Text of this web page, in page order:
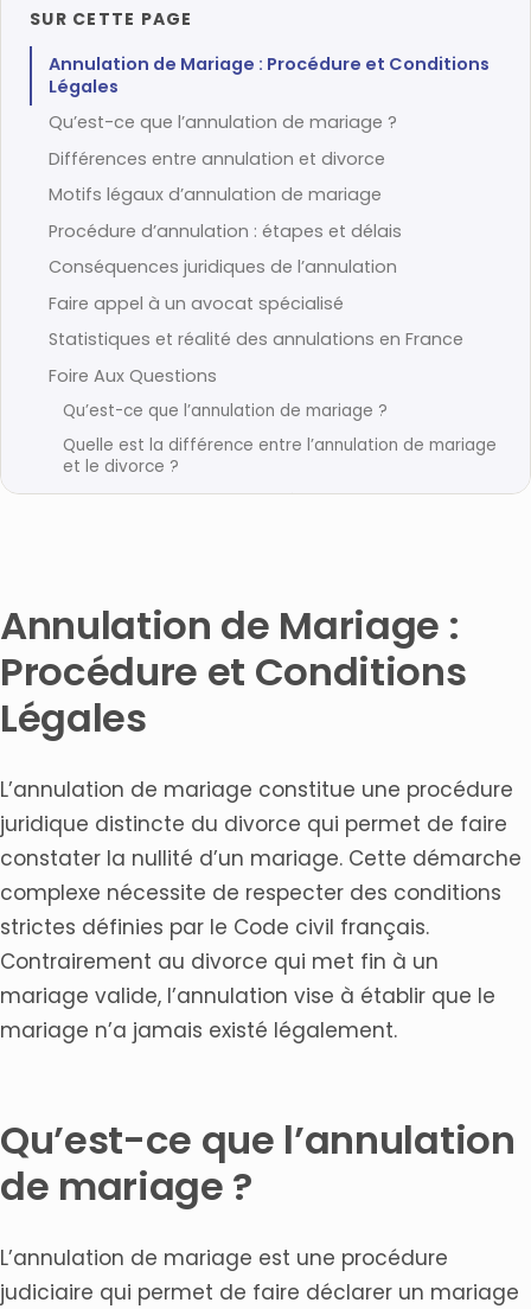
SUR CETTE PAGE
Annulation de Mariage : Procédure et Conditions
Légales
Qu’est-ce que l’annulation de mariage ?
Différences entre annulation et divorce
Motifs légaux d’annulation de mariage
Procédure d’annulation : étapes et délais
Conséquences juridiques de l’annulation
Faire appel à un avocat spécialisé
Statistiques et réalité des annulations en France
Foire Aux Questions
Qu’est-ce que l’annulation de mariage ?
Quelle est la différence entre l’annulation de mariage
et le divorce ?
Quelles sont les conditions légales pour obtenir une
Combien de temps prend une procédure d’annulation
de mariage ?
Le mariage blanc peut-il être annulé ?
Pourquoi consulter un avocat spécialisé en droit de la
famille ?
Annulation de Mariage :
Procédure et Conditions
Légales
L’annulation de mariage constitue une procédure
juridique distincte du divorce qui permet de faire
constater la nullité d’un mariage. Cette démarche
complexe nécessite de respecter des conditions
strictes définies par le Code civil français.
Contrairement au divorce qui met fin à un
mariage valide, l’annulation vise à établir que le
mariage n’a jamais existé légalement.
Qu’est-ce que l’annulation
de mariage ?
L’annulation de mariage est une procédure
judiciaire qui permet de faire déclarer un mariage